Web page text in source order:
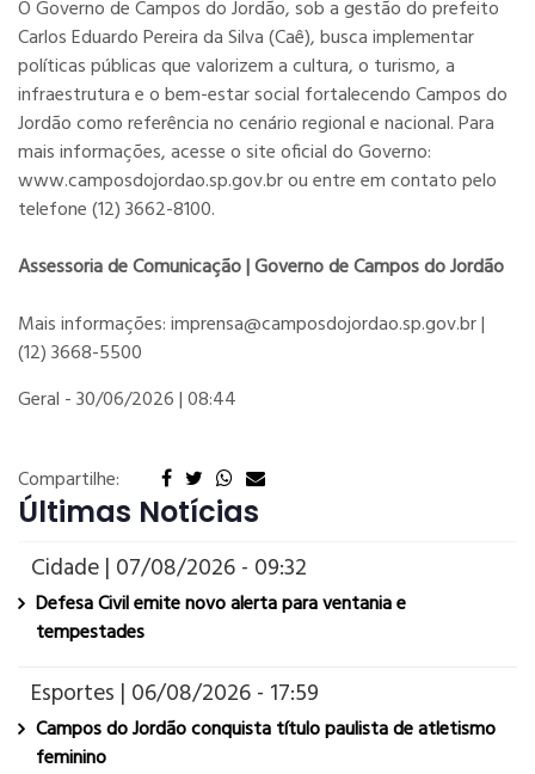
O Governo de Campos do Jordão, sob a gestão do prefeito
Carlos Eduardo Pereira da Silva (Caê), busca implementar
políticas públicas que valorizem a cultura, o turismo, a
infraestrutura e o bem-estar social fortalecendo Campos do
Jordão como referência no cenário regional e nacional. Para
mais informações, acesse o site oficial do Governo:
www.camposdojordao.sp.gov.br ou entre em contato pelo
telefone (12) 3662-8100.
Assessoria de Comunicação | Governo de Campos do Jordão
Mais informações: imprensa@camposdojordao.sp.gov.br |
(12) 3668-5500
Geral -30/06/2026 | 08:44
Compartilhe:
Últimas Notícias
Cidade | 07/08/2026 - 09:32
Defesa Civil emite novo alerta para ventania e
tempestades
Esportes | 06/08/2026 - 17:59
Campos do Jordão conquista título paulista de atletismo
feminino